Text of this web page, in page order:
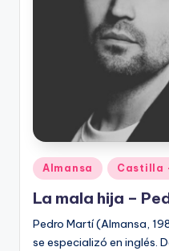
Publicado
en
Almansa Castilla
La mala hija –
Pedro Martí (Almansa,
se especializó en inglés.